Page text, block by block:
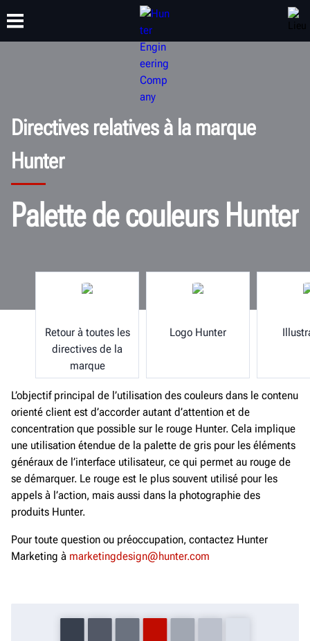
FORMATION
Directives relatives à la marque
Hunter
Palette de couleurs Hunter
Retour à toutes les
directives de la
marque
Logo Hunter
L’objectif principal de l’utilisation des couleurs dans le contenu
orienté client est d’accorder autant d’attention et de
concentration que possible sur le rouge Hunter. Cela implique
une utilisation étendue de la palette de gris pour les éléments
généraux de l’interface utilisateur, ce qui permet au rouge de
se démarquer. Le rouge est le plus souvent utilisé pour les
appels à l’action, mais aussi dans la photographie des
produits Hunter.
Pour toute question ou préoccupation, contactez Hunter
Marketing à marketingdesign@hunter.com